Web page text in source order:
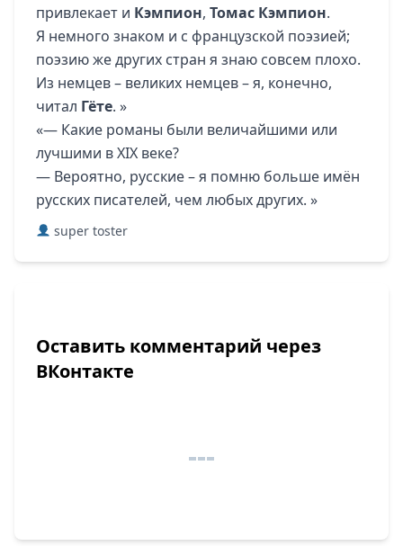
привлекает и Кэмпион, Томас Кэмпион.
Я немного знаком и с французской поэзией;
поэзию же других стран я знаю совсем плохо.
Из немцев – великих немцев – я, конечно,
читал Гёте. »
«— Какие романы были величайшими или
лучшими в XIX веке?
— Вероятно, русские – я помню больше имён
русских писателей, чем любых других. »
super toster
Оставить комментарий через
ВКонтакте